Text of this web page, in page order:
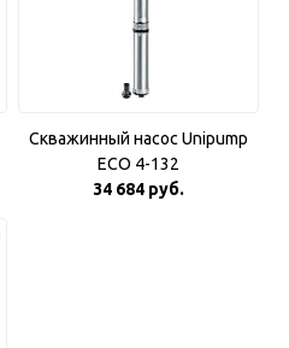
Скважинный насос Unipump
ECO 4-132
34 684 руб.